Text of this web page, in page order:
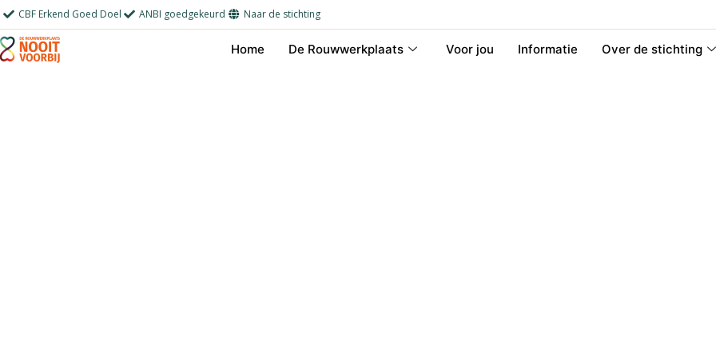
Ga
naar
de
CBF Erkend Goed Doel ANBI goedgekeurd Naar de stichting
Home De Rouwwerkplaats Voor jou Informatie Over de stichting